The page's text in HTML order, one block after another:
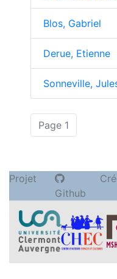
Blos, Gabriel
Derue, Etienne
Sonneville,
Page 1
Projet
Github